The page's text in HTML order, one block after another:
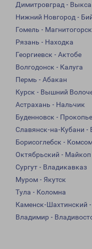
Димитровград - Выкса
Нижний Новгород -
Гомель - Магнитогорск
Рязань - Находка
Георгиевск - Актобе
Волгодонск - Калуга
Пермь - Абакан
Курск - Вышний
Астрахань - Нальчик
Буденновск -
Славянск-на-Кубани -
Борисоглебск -
Октябрьский - Майкоп
Сургут - Владикавказ
Муром - Якутск
Тула - Коломна
Каменск-Шахтинский
Владимир -